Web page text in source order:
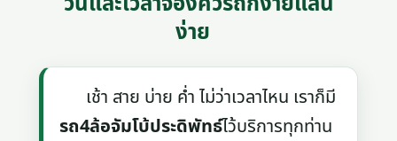
ง่าย
เช้า สาย บ่าย ค่ำ ไม่ว่าเวลาไหน เราก็มี
รถ4ล้อจัมโบ้ประดิพัทธ์ไว้บริการทุกท่าน